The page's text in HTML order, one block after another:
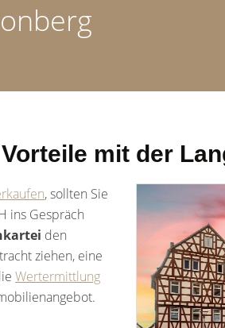
mit der
, sollten Sie
ins Gespräch
den
ziehen, eine
Wertermittlung